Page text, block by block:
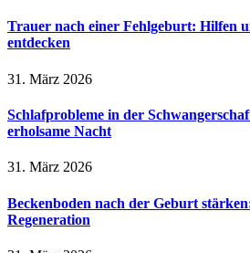
Trauer nach einer Fehlgeburt: Hilfen
entdecken
31. März 2026
Schlafprobleme in der
erholsame Nacht
31. März 2026
Beckenboden nach der Geburt
Regeneration